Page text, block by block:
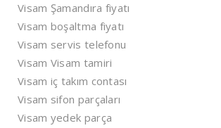
Visam Şamandıra fiyatı
Visam boşaltma fiyatı
Visam servis telefonu
Visam Visam tamiri
Visam iç takım contası
Visam sifon parçaları
Visam yedek parça